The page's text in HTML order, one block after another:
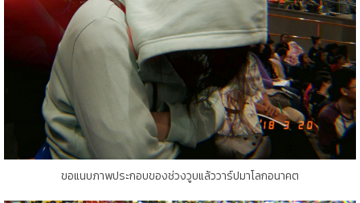
ขอแนบภาพประกอบของช่วงวูบแล้ววาร์ปมาโลกอนาคต